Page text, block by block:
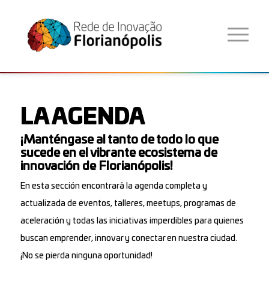
LA AGENDA
¡Manténgase al tanto de todo lo que
sucede en el vibrante ecosistema de
innovación de Florianópolis!
En esta sección encontrará la agenda completa y
actualizada de eventos, talleres, meetups, programas de
aceleración y todas las iniciativas imperdibles para quienes
buscan emprender, innovar y conectar en nuestra ciudad.
¡No se pierda ninguna oportunidad!